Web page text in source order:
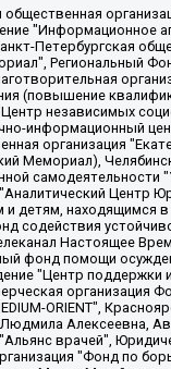
общественной самодеятельности – женское общественное объединение "Женщины Евразии", Челябинский региональный орган общественной самодеятельности "Уральская правозащитная группа", Фонд содействия защите здоровья и социальной справедливости имени Андрея Рылькова, Автономная Некоммерческая Организация "Аналитический Центр Юрия Левады", Автономная некоммерческая организация социальной поддержки населения "Проект Апрель", Региональная общественная организация помощи женщинам и детям, находящимся в кризисной ситуации "Информационно-методический центр "Анна", Фонд содействия развитию массовых коммуникаций и правовому просвещению "Так-так-Так", Фонд содействия устойчивому развитию "Серебряная тайга", Свердловский региональный общественный фонд социальных проектов "Новое время", "Idel.Реалии", Кавказ.Реалии, Крым.Реалии, Телеканал Настоящее Время, Татаро-башкирская служба Радио Свобода (Azatliq Radiosi), Радио Свободная Европа/Радио Свобода (PCE/PC), "Сибирь.Реалии", "Фактограф", Благотворительный фонд помощи осужденным и их семьям, Автономная некоммерческая организация "Институт глобализации и социальных движений", Фонд "В защиту прав